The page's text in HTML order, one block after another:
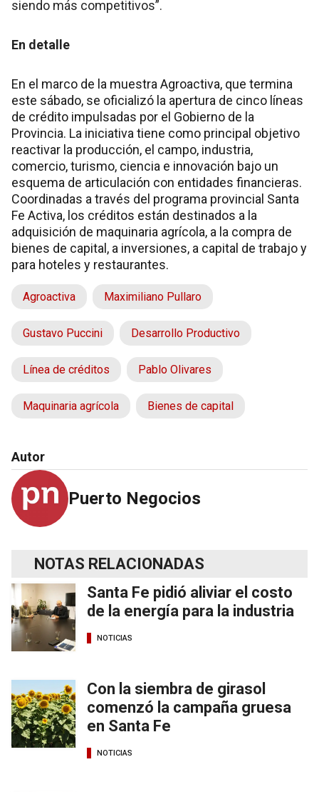
siendo más competitivos”.
En detalle
En el marco de la muestra Agroactiva, que termina
este sábado, se oficializó la apertura de cinco líneas
de crédito impulsadas por el Gobierno de la
Provincia. La iniciativa tiene como principal objetivo
reactivar la producción, el campo, industria,
comercio, turismo, ciencia e innovación bajo un
esquema de articulación con entidades financieras.
Coordinadas a través del programa provincial Santa
Fe Activa, los créditos están destinados a la
adquisición de maquinaria agrícola, a la compra de
bienes de capital, a inversiones, a capital de trabajo y
para hoteles y restaurantes.
Agroactiva Maximiliano Pullaro
Gustavo Puccini Desarrollo Productivo
Línea de créditos Pablo Olivares
Maquinaria agrícola Bienes de capital
Autor
Puerto Negocios
NOTAS RELACIONADAS
Santa Fe pidió aliviar el costo
de la energía para la industria
NOTICIAS
Con la siembra de girasol
comenzó la campaña gruesa
en Santa Fe
NOTICIAS